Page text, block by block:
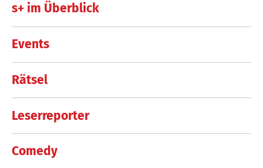
s+ im Überblick
Events
Rätsel
Leserreporter
Comedy